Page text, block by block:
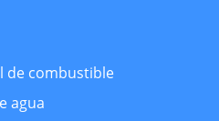
de combustible
agua